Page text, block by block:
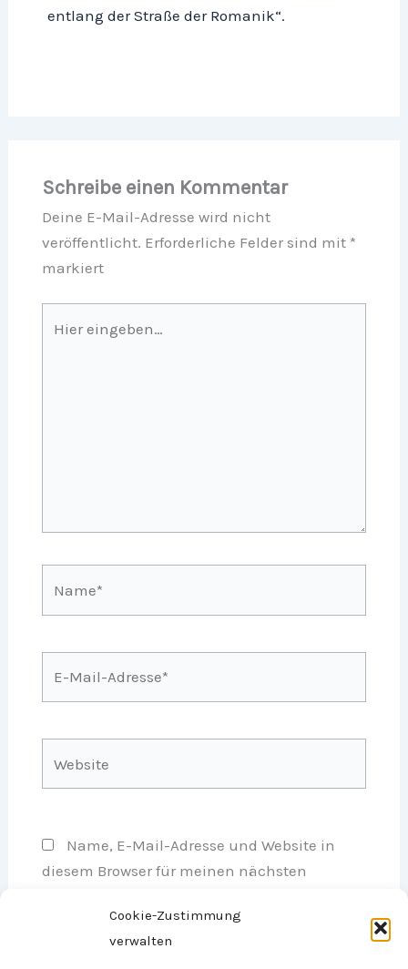
Cookie-Zustimmung
verwalten
entlang der Straße der Romanik“.
Schreibe einen Kommentar
Deine E-Mail-Adresse wird nicht
veröffentlicht. Erforderliche Felder sind mit *
markiert
eingeben…
Name, E-Mail-Adresse und Website in
diesem Browser für meinen nächsten